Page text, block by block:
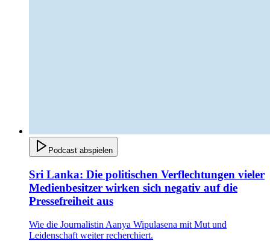
Podcast abspielen
Sri Lanka: Die politischen Verflechtungen vieler
Medienbesitzer wirken sich negativ auf die
Pressefreiheit aus
Wie die Journalistin Aanya Wipulasena mit Mut und
Leidenschaft weiter recherchiert.